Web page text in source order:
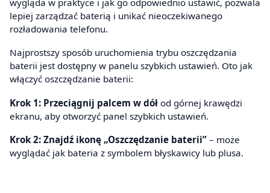
lepiej zarządzać baterią i unikać nieoczekiwanego
rozładowania telefonu.
Najprostszy sposób uruchomienia trybu oszczędzania
baterii jest dostępny w panelu szybkich ustawień. Oto jak
włączyć oszczędzanie baterii:
Krok 1: Przeciągnij palcem w dół od górnej krawędzi
ekranu, aby otworzyć panel szybkich ustawień.
Krok 2: Znajdź ikonę „Oszczędzanie baterii” – może
wyglądać jak bateria z symbolem błyskawicy lub plusa.